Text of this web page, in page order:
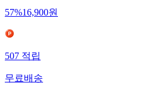
57%16,900원
507적립
무료배송